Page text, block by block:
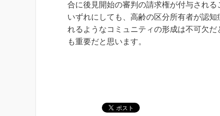
合に後見開始の審判の請求権が付与される
いずれにしても、高齢の区分所有者が認
れるようなコミュニティの形成は不可欠
も重要だと思います。